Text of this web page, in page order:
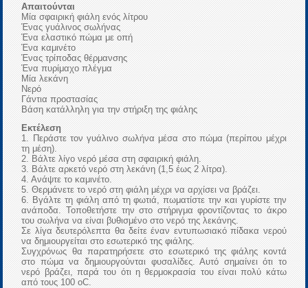
Απαιτούνται
Μία σφαιρική φιάλη ενός λίτρου
Ένας γυάλινος σωλήνας
Ένα ελαστικό πώμα με οπή
Ένα καμινέτο
Ένας τρίποδας θέρμανσης
Ένα πυρίμαχο πλέγμα
Μία λεκάνη
Νερό
Γάντια προστασίας
Βάση κατάλληλη για την στήριξη της φιάλης
Εκτέλεση
1. Περάστε τον γυάλινο σωλήνα μέσα στο πώμα (περίπου μέχρι
τη μέση).
2. Βάλτε λίγο νερό μέσα στη σφαιρική φιάλη.
3. Βάλτε αρκετό νερό στη λεκάνη (1,5 έως 2 λίτρα).
4. Ανάψτε το καμινέτο.
5. Θερμάνετε το νερό στη φιάλη μέχρι να αρχίσει να βράζει.
6. Βγάλτε τη φιάλη από τη φωτιά, πωματίστε την και γυρίστε την
ανάποδα. Τοποθετήστε την στο στήριγμα φροντίζοντας το άκρο
του σωλήνα να είναι βυθισμένο στο νερό της λεκάνης.
Σε λίγα δευτερόλεπτα θα δείτε έναν εντυπωσιακό πίδακα νερού
να δημιουργείται στο εσωτερικό της φιάλης.
Συγχρόνως θα παρατηρήσετε στο εσωτερικό της φιάλης κοντά
στο πώμα να δημιουργούνται φυσαλίδες. Αυτό σημαίνει ότι το
νερό βράζει, παρά του ότι η θερμοκρασία του είναι πολύ κάτω
από τους 100 οC.